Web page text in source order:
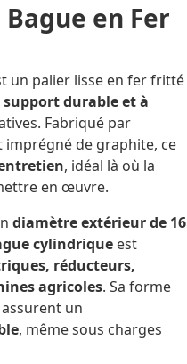
en Fer
un palier lisse en fer fritté
support durable et à
Fabriqué par
imprégné de graphite, ce
, idéal là où la
en œuvre.
diamètre extérieur de 16
cylindrique est
réducteurs,
agricoles. Sa forme
un
, même sous charges